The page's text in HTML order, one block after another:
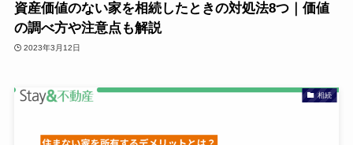
資産価値のない家を相続したときの対処法8つ｜価値
の調べ方や注意点も解説
2023年3月12日
相続